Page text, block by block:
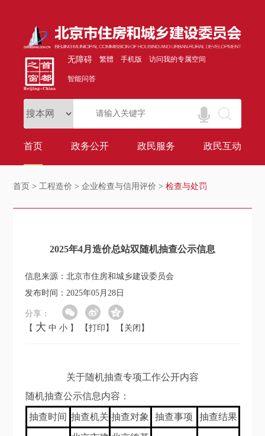
无障碍 繁體 手机版 访问我的专属空间
智能问答
首页 政务公开 政民服务 政民互动
首页 >工程造价 >企业检查与信用评价 >检查与处罚
2025年4月造价总站双随机抽查公示信息
信息来源：北京市住房和城乡建设委员会
发布时间：2025年05月28日
分享：
【 大 中 小 】 【打印】 【关闭】
关于随机抽查专项工作公开内容
随机抽查公示信息内容：
抽查时间 抽查机关 抽查对象 抽查事项 抽查结果